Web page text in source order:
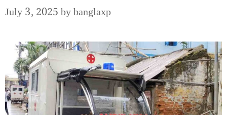
July 3, 2025bybanglaxp